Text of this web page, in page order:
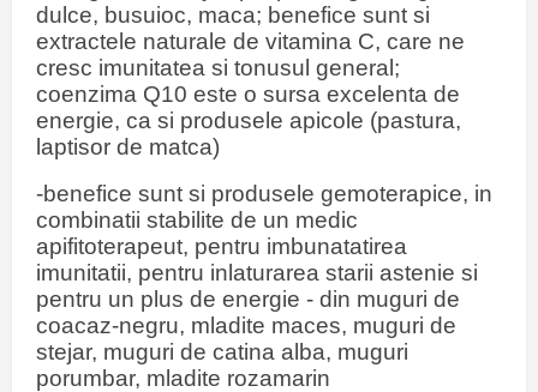
dulce, busuioc, maca; benefice sunt si
extractele naturale de vitamina C, care ne
cresc imunitatea si tonusul general;
coenzima Q10 este o sursa excelenta de
energie, ca si produsele apicole (pastura,
laptisor de matca)
-benefice sunt si produsele gemoterapice, in
combinatii stabilite de un medic
apifitoterapeut, pentru imbunatatirea
imunitatii, pentru inlaturarea starii astenie si
pentru un plus de energie - din muguri de
coacaz-negru, mladite maces, muguri de
stejar, muguri de catina alba, muguri
porumbar, mladite rozamarin